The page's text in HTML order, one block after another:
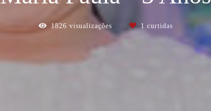
1826 visualizações 1 curtidas